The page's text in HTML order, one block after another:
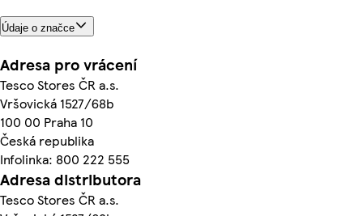
Údaje o značce
Adresa pro vrácení
Tesco Stores ČR a.s.
Vršovická 1527/68b
100 00 Praha 10
Česká republika
Infolinka: 800 222 555
Adresa distributora
Tesco Stores ČR a.s.